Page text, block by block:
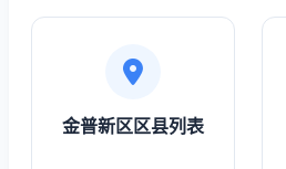
金普新区区县列表